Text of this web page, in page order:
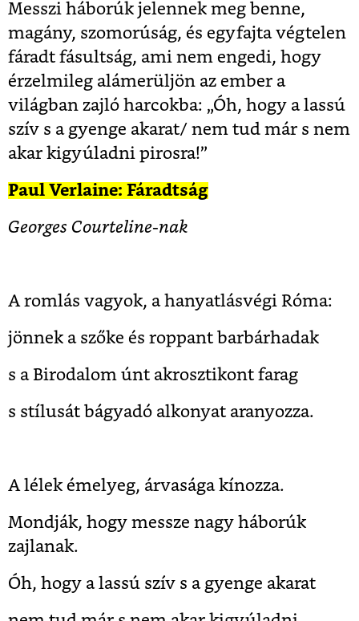
Messzi háborúk jelennek meg benne,
magány, szomorúság, és egyfajta végtelen
fáradt fásultság, ami nem engedi, hogy
érzelmileg alámerüljön az ember a
világban zajló harcokba: „Óh, hogy a lassú
szív s a gyenge akarat/ nem tud már s nem
akar kigyúladni pirosra!”
Paul Verlaine: Fáradtság
Georges Courteline-nak
A romlás vagyok, a hanyatlásvégi Róma:
jönnek a szőke és roppant barbárhadak
s a Birodalom únt akrosztikont farag
s stílusát bágyadó alkonyat aranyozza.
A lélek émelyeg, árvasága kínozza.
Mondják, hogy messze nagy háborúk
zajlanak.
Óh, hogy a lassú szív s a gyenge akarat